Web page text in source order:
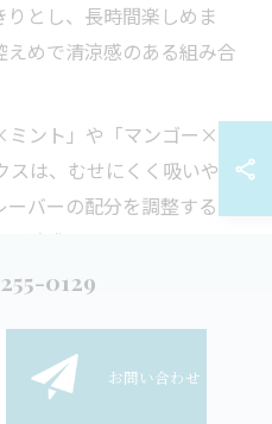
とし、長時間楽しめま
めで清涼感のある組み合
ント」や「マンゴー×レ
スは、むせにくく吸いやす
バーの配分を調整するこ
追求できるのもシーシャ
ミントを入れすぎると刺
0129
お問い合わせ